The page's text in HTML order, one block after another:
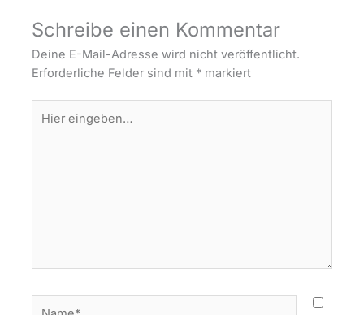
Schreibe einen Kommentar
Deine E-Mail-Adresse wird nicht veröffentlicht.
Erforderliche Felder sind mit * markiert
eingeben…